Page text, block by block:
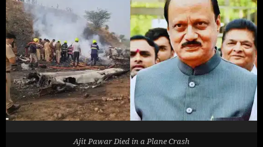
Ajit Pawar Died in a Plane Crash